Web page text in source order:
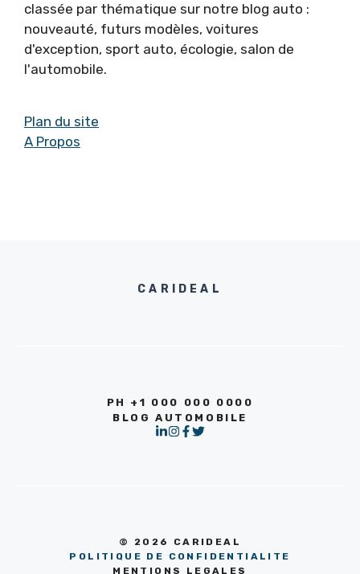
classée par thématique sur notre blog auto :
nouveauté, futurs modèles, voitures
d'exception, sport auto, écologie, salon de
l'automobile.
Plan du site
A Propos
CARIDEAL
PH +1 000 000 0000
BLOG AUTOMOBILE
© 2026 CARIDEAL
POLITIQUE DE CONFIDENTIALITE
MENTIONS LEGALES